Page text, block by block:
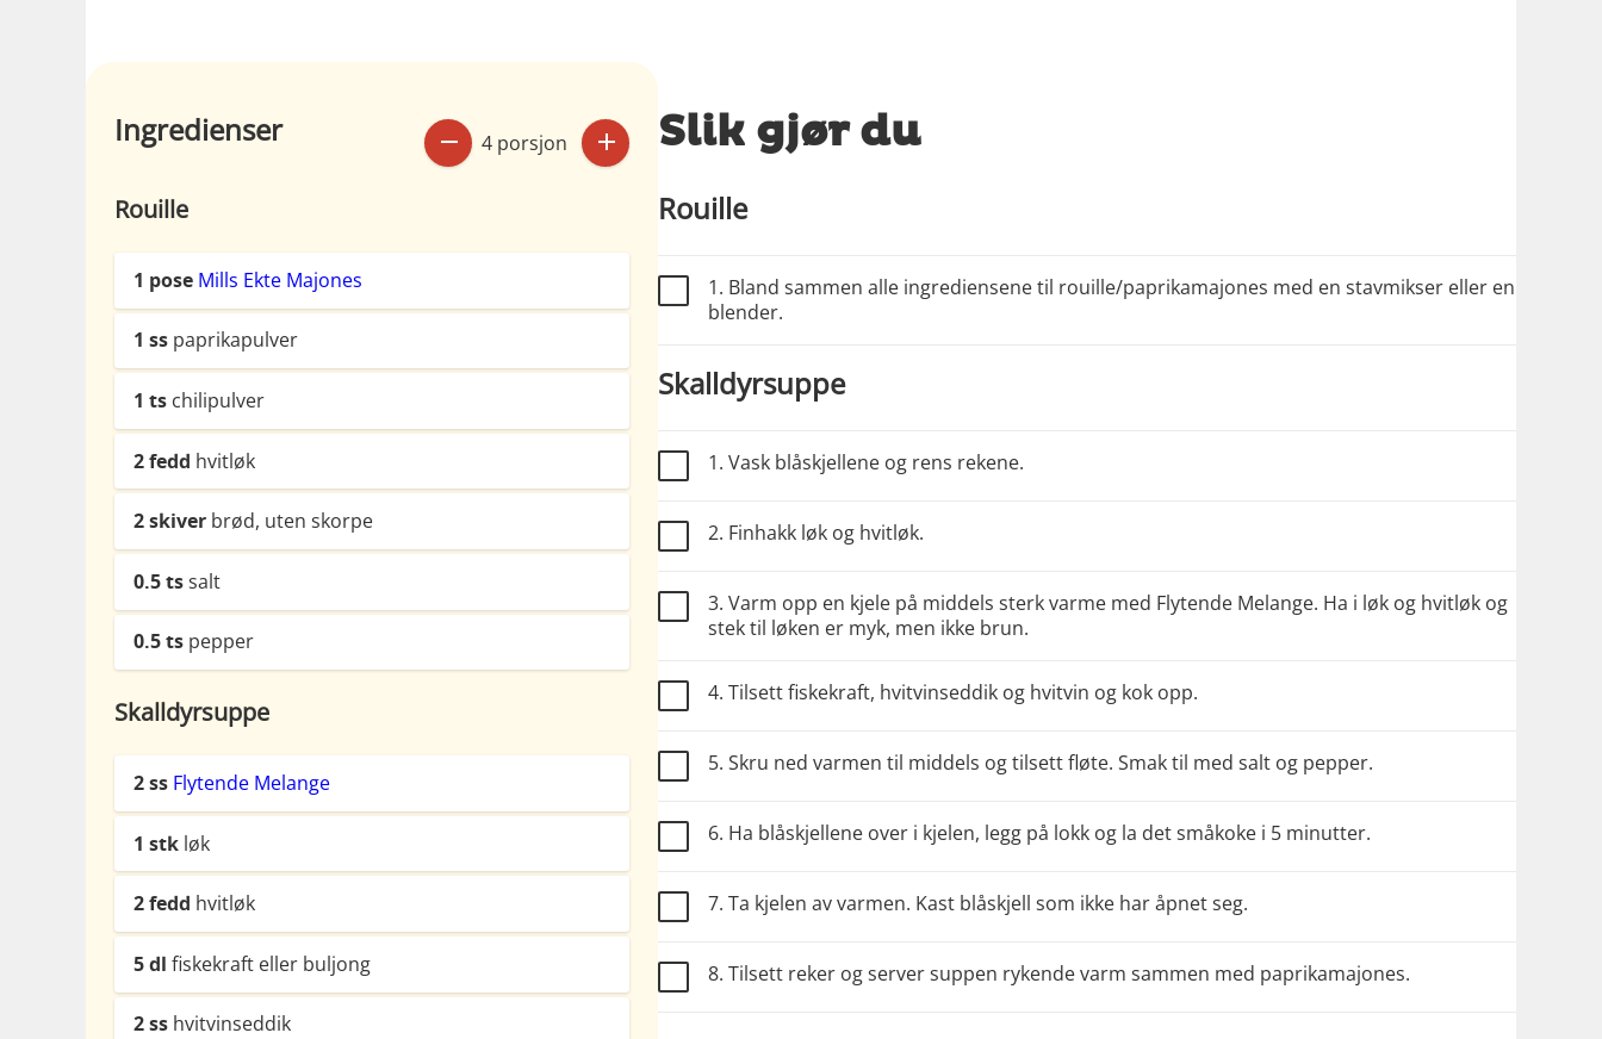
Ingredienser 4 porsjon
Rouille
1 pose Mills Ekte Majones
1 ss paprikapulver
1 ts chilipulver
2fedd hvitløk
2skiver brød, uten skorpe
0.5tssalt
0.5ts pepper
Skalldyrsuppe
2ss Flytende Melange
1 stk løk
2fedd hvitløk
5dl fiskekraft eller buljong
2ss hvitvinseddik
Slik gjør du
Rouille
1. Bland sammen alle ingrediensene til rouille/paprikamajones med en stavmikser eller en
blender.
Skalldyrsuppe
1. Vask blåskjellene og rens rekene.
2. Finhakk løk og hvitløk.
3. Varm opp en kjele på middels sterk varme med Flytende Melange. Ha i løk og hvitløk og
stek til løken er myk, men ikke brun.
4. Tilsett fiskekraft, hvitvinseddik og hvitvin og kok opp.
5. Skru ned varmen til middels og tilsett fløte. Smak til med salt og pepper.
6. Ha blåskjellene over i kjelen, legg på lokk og la det småkoke i 5 minutter.
7. Ta kjelen av varmen. Kast blåskjell som ikke har åpnet seg.
8. Tilsett reker og server suppen rykende varm sammen med paprikamajones.